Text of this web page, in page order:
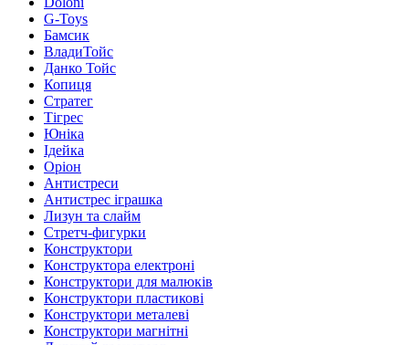
G-Toys
Бамсик
ВладиТойс
Данко Тойс
Копиця
Стратег
Тігрес
Юніка
Ідейка
Оріон
Антистреси
Антистрес іграшка
Лизун та слайм
Стретч-фигурки
Конструктори
Конструктора електроні
Конструктори для малюків
Конструктори пластикові
Конструктори металеві
Конструктори магнітні